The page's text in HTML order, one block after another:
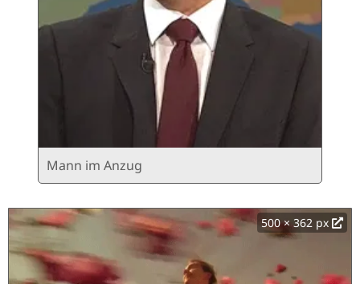
Mann im Anzug
500 × 362 px